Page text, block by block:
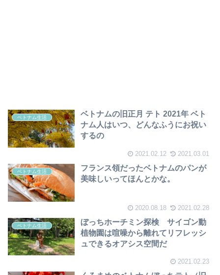
ベトナム生活
ベトナムの旧正月 テト 2021年 ベト
ナム人はいつ、どんなふうにお祝い
するの
2021.02.12 2021.03.01
ベトナム生活
フランス領だったベトナムのパンが
美味しいってほんとかな。
2020.08.18 2021.02.28
ベトナム生活
ぼっちホーチミン探検 サイゴン動
植物園は喧噪から離れてリフレッシ
ュできるオアシス空間だ
2021.02.23